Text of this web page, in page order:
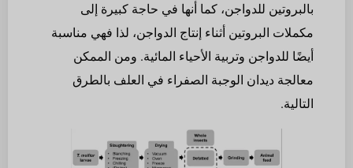
بالبروتين للدواجن، كما أنها في حاجة كبيرة إلى
مكملات البروتين أثناء إنتاج الدواجن، لذا فهي مناسبة
أيضًا للدواجن وتربية الأحياء المائية. ومن الممكن
معالجة ديدان الوجبة الصفراء في العلف بالطرق
التالية.